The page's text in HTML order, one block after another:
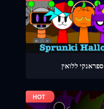
ספראנקי ללואין